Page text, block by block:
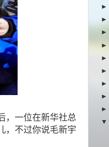
，一位在新华社总
，不过你说毛新宇
►
►
►
►
►
►
►
►
►
▼